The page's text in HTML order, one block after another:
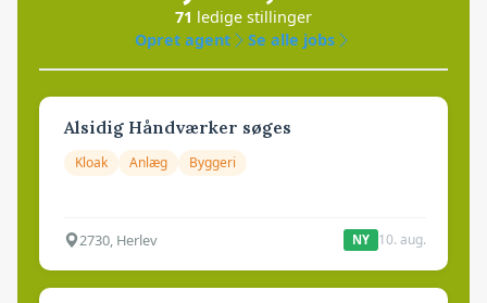
71 ledige stillinger
Opret agent
Se alle jobs
Alsidig Håndværker søges
Kloak Anlæg Byggeri
2730, Herlev NY 10. aug.